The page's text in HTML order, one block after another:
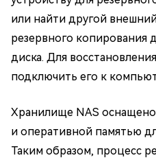
или найти другой
резервного копирования
диска. Для
подключить его к
Хранилище NAS
и оперативной памятью
Таким образом, процесс